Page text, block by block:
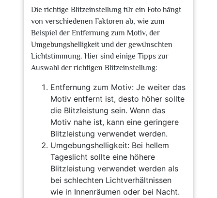
Die richtige Blitzeinstellung für ein Foto hängt
von verschiedenen Faktoren ab, wie zum
Beispiel der Entfernung zum Motiv, der
Umgebungshelligkeit und der gewünschten
Lichtstimmung. Hier sind einige Tipps zur
Auswahl der richtigen Blitzeinstellung:
Entfernung zum Motiv: Je weiter das
Motiv entfernt ist, desto höher sollte
die Blitzleistung sein. Wenn das
Motiv nahe ist, kann eine geringere
Blitzleistung verwendet werden.
Umgebungshelligkeit: Bei hellem
Tageslicht sollte eine höhere
Blitzleistung verwendet werden als
bei schlechten Lichtverhältnissen
wie in Innenräumen oder bei Nacht.